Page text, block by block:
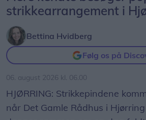
strikkearrangement i
Bettina Hvidberg
Følg os på
06. august 2026 kl. 06.00
HJØRRING: Strikkepindene
når Det Gamle Rådhus i